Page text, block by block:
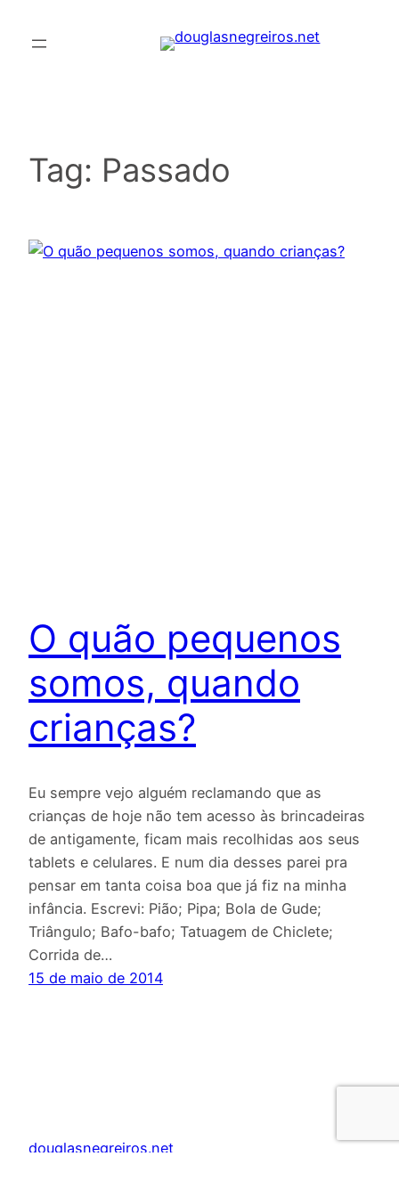
para
Tag: Passado
O quão pequenos
somos, quando
crianças?
Eu sempre vejo alguém reclamando que as
crianças de hoje não tem acesso às brincadeiras
de antigamente, ficam mais recolhidas aos seus
tablets e celulares. E num dia desses parei pra
pensar em tanta coisa boa que já fiz na minha
infância. Escrevi: Pião; Pipa; Bola de Gude;
Triângulo; Bafo-bafo; Tatuagem de Chiclete;
Corrida de…
15 de maio de 2014
douglasnegreiros.net